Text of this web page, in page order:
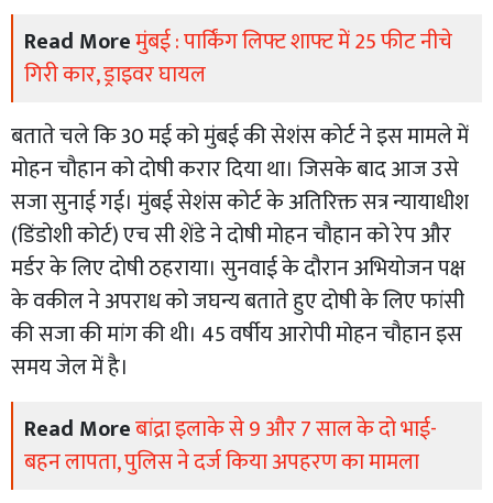
Read Moreमुंबई : पार्किंग लिफ्ट शाफ्ट में 25 फीट नीचे
गिरी कार, ड्राइवर घायल
बताते चले कि 30 मई को मुंबई की सेशंस कोर्ट ने इस मामले में
मोहन चौहान को दोषी करार दिया था। जिसके बाद आज उसे
सजा सुनाई गई। मुंबई सेशंस कोर्ट के अतिरिक्त सत्र न्यायाधीश
(डिंडोशी कोर्ट) एच सी शेंडे ने दोषी मोहन चौहान को रेप और
मर्डर के लिए दोषी ठहराया। सुनवाई के दौरान अभियोजन पक्ष
के वकील ने अपराध को जघन्य बताते हुए दोषी के लिए फांसी
की सजा की मांग की थी। 45 वर्षीय आरोपी मोहन चौहान इस
समय जेल में है।
Read Moreबांद्रा इलाके से 9 और 7 साल के दो भाई-
बहन लापता, पुलिस ने दर्ज किया अपहरण का मामला